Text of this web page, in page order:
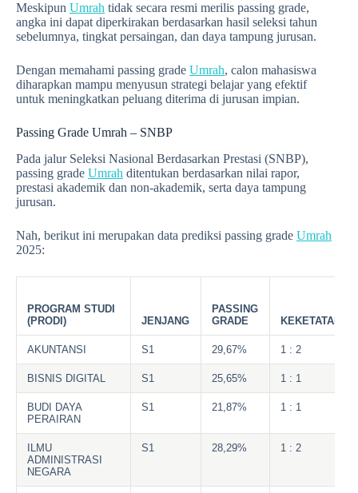
Meskipun Umrah tidak secara resmi merilis passing grade,
angka ini dapat diperkirakan berdasarkan hasil seleksi tahun
sebelumnya, tingkat persaingan, dan daya tampung jurusan.
Dengan memahami passing grade Umrah, calon mahasiswa
diharapkan mampu menyusun strategi belajar yang efektif
untuk meningkatkan peluang diterima di jurusan impian.
Passing Grade Umrah – SNBP
Pada jalur Seleksi Nasional Berdasarkan Prestasi (SNBP),
passing grade Umrah ditentukan berdasarkan nilai rapor,
prestasi akademik dan non-akademik, serta daya tampung
jurusan.
Nah, berikut ini merupakan data prediksi passing grade Umrah
2025:
PROGRAM STUDI
(PRODI)
JENJANG
PASSING
GRADE
KEKETATAN
AKUNTANSI S1 29,67% 1 : 2
BISNIS DIGITAL S1 25,65% 1 : 1
BUDI DAYA
PERAIRAN
S1 21,87% 1 : 1
ILMU
ADMINISTRASI
NEGARA
S1 28,29% 1 : 2